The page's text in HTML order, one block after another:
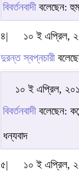
বিবর্তনবাদীবলেছেন:
৪|
১০ ই এপ্রিল,
দুরন্ত স্বপ্নচারী
১০ ই এপ্রিল,
বিবর্তনবাদীবলেছেন:
ধন্যবাদ
৫|
১০ ই এপ্রিল,